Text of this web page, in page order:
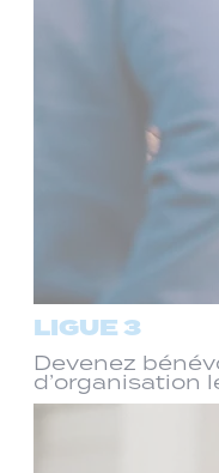
LIGUE 3
Devenez
d’organisation